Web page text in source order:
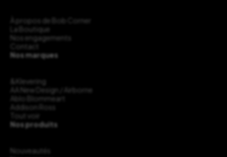
À propos de Bob Corner
La Boutique
Nos engagements
Contact
Nos marques
&Klevering
AA New Design / Airborne
Ablo Blommeart
Addison Ross
Tout voir
Nos produits
Nouveautés